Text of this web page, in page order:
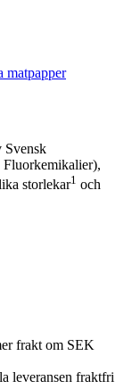
matpapper
Svensk
Fluorkemikalier),
storlekar1 och
frakt om SEK
leveransen fraktfri